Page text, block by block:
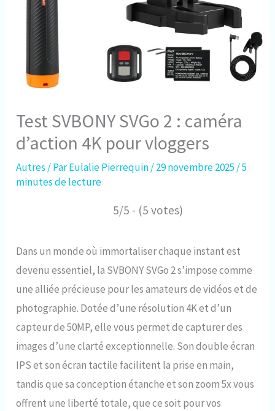
Test SVBONY SVGo 2 : caméra
d’action 4K pour vloggers
Autres / ParEulalie Pierrequin/29 novembre 2025 /5
minutes de lecture
5/5 - (5 votes)
Dans un monde où immortaliser chaque instant est
devenu essentiel, la SVBONY SVGo 2 s’impose comme
une alliée précieuse pour les amateurs de vidéos et de
photographie. Dotée d’une résolution 4K et d’un
capteur de 50MP, elle vous permet de capturer des
images d’une clarté exceptionnelle. Son double écran
IPS et son écran tactile facilitent la prise en main,
tandis que sa conception étanche et son zoom 5x vous
offrent une liberté totale, que ce soit pour vos